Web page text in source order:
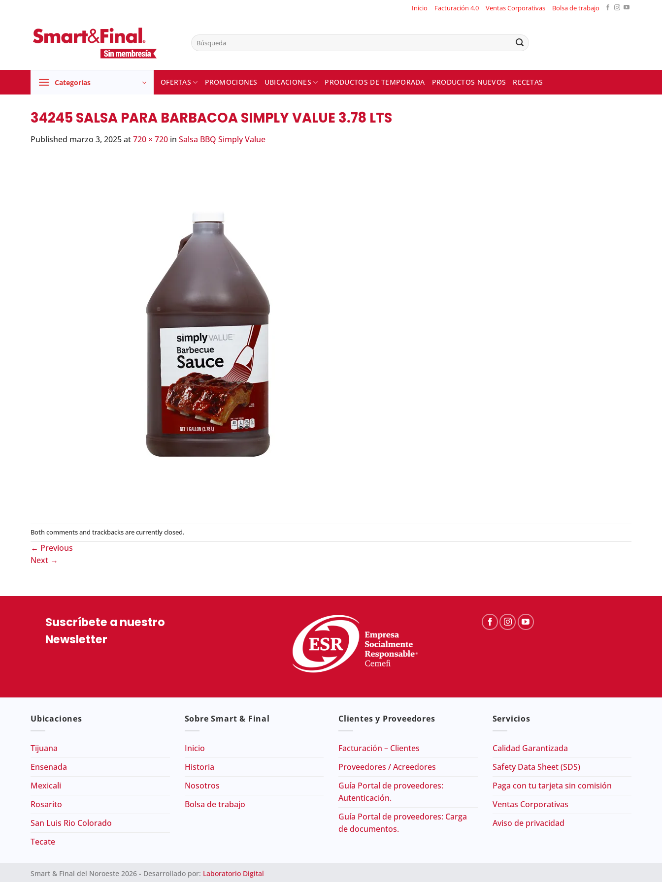
Inicio Facturación 4.0 Ventas Corporativas Bolsa de trabajo
Buscar
por:
Categorías OFERTAS PROMOCIONES UBICACIONES PRODUCTOS DE TEMPORADA PRODUCTOS NUEVOS RECETAS
34245 SALSA PARA BARBACOA SIMPLY VALUE 3.78 LTS
Published marzo 3, 2025at720 × 720 in Salsa BBQ Simply Value
Both comments and trackbacks are currently closed.
← Previous
Next →
Suscríbete a nuestro
Newsletter
Ubicaciones
Tijuana
Ensenada
Mexicali
Rosarito
San Luis Rio Colorado
Tecate
Sobre Smart & Final
Inicio
Historia
Nosotros
Bolsa de trabajo
Clientes y Proveedores
Facturación – Clientes
Proveedores / Acreedores
Guía Portal de proveedores:
Autenticación.
Guía Portal de proveedores: Carga
de documentos.
Servicios
Calidad Garantizada
Safety Data Sheet (SDS)
Paga con tu tarjeta sin comisión
Ventas Corporativas
Aviso de privacidad
Smart & Final del Noroeste 2026 - Desarrollado por: Laboratorio Digital